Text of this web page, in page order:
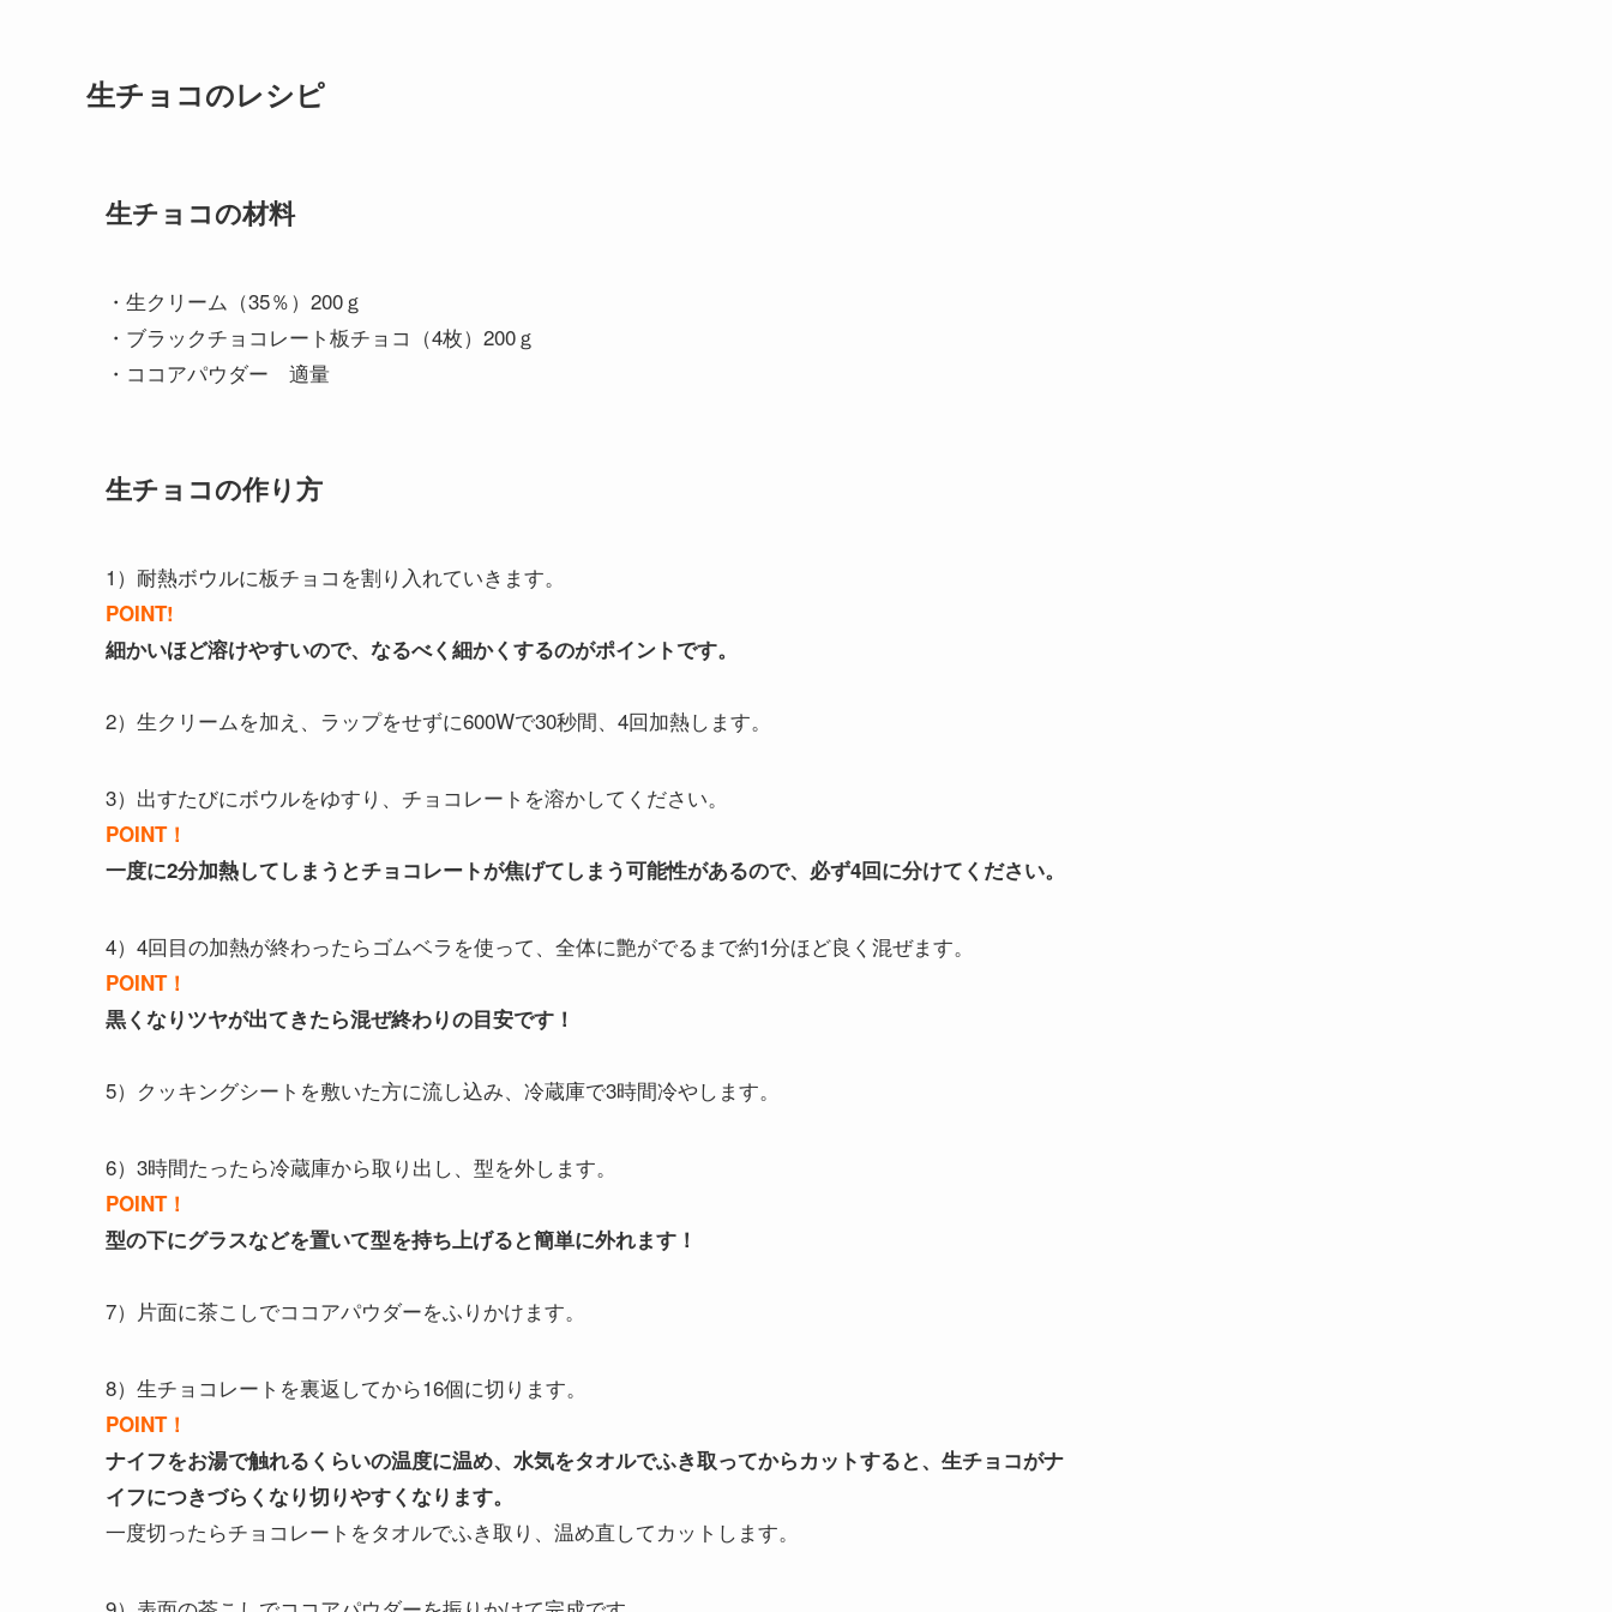
生チョコのレシピ
生チョコの材料
・生クリーム（35％）200ｇ
・ブラックチョコレート板チョコ（4枚）200ｇ
・ココアパウダー 適量
生チョコの作り方
1）耐熱ボウルに板チョコを割り入れていきます。
POINT!
細かいほど溶けやすいので、なるべく細かくするのがポイントです。
2）生クリームを加え、ラップをせずに600Wで30秒間、4回加熱します。
3）出すたびにボウルをゆすり、チョコレートを溶かしてください。
POINT！
一度に2分加熱してしまうとチョコレートが焦げてしまう可能性があるので、必ず4回に分けてください。
4）4回目の加熱が終わったらゴムベラを使って、全体に艶がでるまで約1分ほど良く混ぜます。
POINT！
黒くなりツヤが出てきたら混ぜ終わりの目安です！
5）クッキングシートを敷いた方に流し込み、冷蔵庫で3時間冷やします。
6）3時間たったら冷蔵庫から取り出し、型を外します。
POINT！
型の下にグラスなどを置いて型を持ち上げると簡単に外れます！
7）片面に茶こしでココアパウダーをふりかけます。
8）生チョコレートを裏返してから16個に切ります。
POINT！
ナイフをお湯で触れるくらいの温度に温め、水気をタオルでふき取ってからカットすると、生チョコがナ
イフにつきづらくなり切りやすくなります。
一度切ったらチョコレートをタオルでふき取り、温め直してカットします。